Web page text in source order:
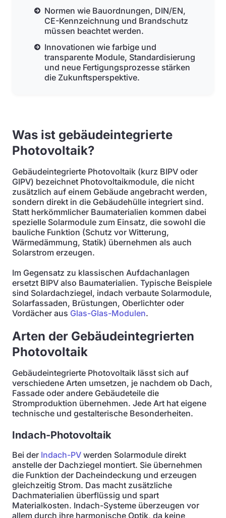
Normen wie Bauordnungen, DIN/EN,
CE-Kennzeichnung und Brandschutz
müssen beachtet werden.
Innovationen wie farbige und
transparente Module, Standardisierung
und neue Fertigungsprozesse stärken
die Zukunftsperspektive.
Was ist gebäudeintegrierte
Photovoltaik?
Gebäudeintegrierte Photovoltaik (kurz BIPV oder
GIPV) bezeichnet Photovoltaikmodule, die nicht
zusätzlich auf einem Gebäude angebracht werden,
sondern direkt in die Gebäudehülle integriert sind.
Statt herkömmlicher Baumaterialien kommen dabei
spezielle Solarmodule zum Einsatz, die sowohl die
bauliche Funktion (Schutz vor Witterung,
Wärmedämmung, Statik) übernehmen als auch
Solarstrom erzeugen.
Im Gegensatz zu klassischen Aufdachanlagen
ersetzt BIPV also Baumaterialien. Typische Beispiele
sind Solardachziegel, indach verbaute Solarmodule,
Solarfassaden, Brüstungen, Oberlichter oder
Vordächer aus Glas-Glas-Modulen.
Arten der Gebäudeintegrierten
Photovoltaik
Gebäudeintegrierte Photovoltaik lässt sich auf
verschiedene Arten umsetzen, je nachdem ob Dach,
Fassade oder andere Gebäudeteile die
Stromproduktion übernehmen. Jede Art hat eigene
technische und gestalterische Besonderheiten.
Indach-Photovoltaik
Bei der Indach-PV werden Solarmodule direkt
anstelle der Dachziegel montiert. Sie übernehmen
die Funktion der Dacheindeckung und erzeugen
gleichzeitig Strom. Das macht zusätzliche
Dachmaterialien überflüssig und spart
Materialkosten. Indach-Systeme überzeugen vor
allem durch ihre harmonische Optik, da keine